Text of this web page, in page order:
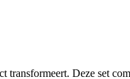
Deze set